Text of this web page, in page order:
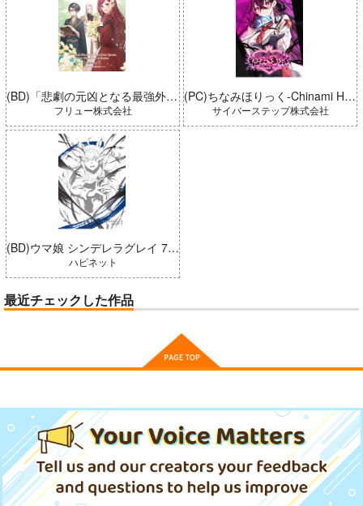
(BD)「悲劇の元凶となる最強外道ラスボス女王は民の為に尽くします。 Season2」BD-BOX 上巻
フリュー株式会社
(BD)ウマ娘 シンデレラグレイ 7 豪華版 (とらのあな限定版)
ハピネット
(PC)ちなみほりっく-Chinami Holic 特典付き 限定ボックス
サイバーステップ株式会社
最近チェックした作品